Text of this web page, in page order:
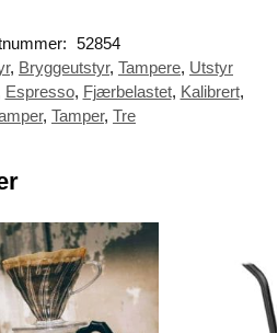
52854
, Bryggeutstyr, Tampere, Utstyr
Espresso, Fjærbelastet, Kalibrert,
, Tamper, Tre